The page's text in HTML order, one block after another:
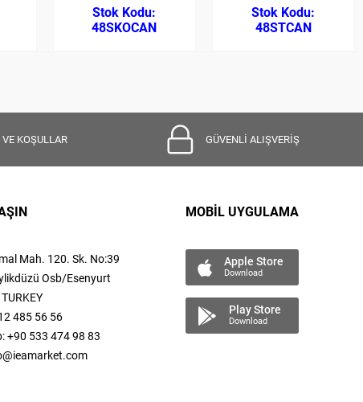
48SKOCAN 48STCAN
KOŞULLAR GÜVENLİ ALIŞVERİŞ
Mah. 120. Sk. No:39
Osb/Esenyurt
485 56 56
+90 533 474 98 83
MOBİL UYGULAMA
Apple Store
Download
Play Store
Download